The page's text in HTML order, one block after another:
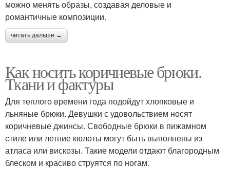
можно менять образы, создавая деловые и
романтичные композиции.
читать дальше →
Как носить коричневые брюки.
Ткани и фактуры
Для теплого времени года подойдут хлопковые и
льняные брюки. Девушки с удовольствием носят
коричневые джинсы. Свободные брюки в пижамном
стиле или летние кюлоты могут быть выполнены из
атласа или вискозы. Такие модели отдают благородным
блеском и красиво струятся по ногам.